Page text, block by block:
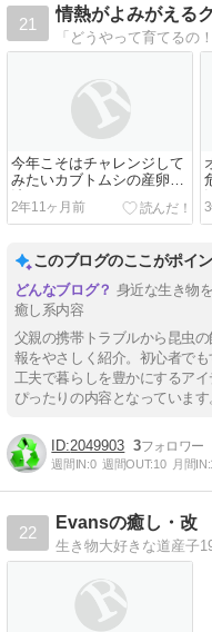
21
情熱がよみがえる
今年こそはチャレンジして
みたいカブトムシの産卵方
法
2年11ヶ月前
このブログのここがポイ
身近な生き物
癒し系内容
父親の携帯トラブルから昆虫
報をやさしく紹介。初心者で
工夫で暮らしを豊かにするア
ぴったりの内容となっています
2049903 3
週間IN:0 週間OUT:10 月間IN:
22
Evansの癒し・改